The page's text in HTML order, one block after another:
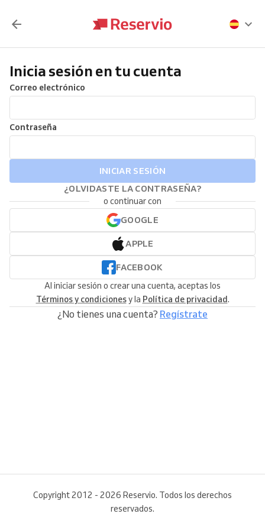
Inicia sesión en tu cuenta
Correo electrónico
Contraseña
INICIAR SESIÓN
¿OLVIDASTE LA CONTRASEÑA?
o continuar con
GOOGLE
APPLE
FACEBOOK
Al iniciar sesión o crear una cuenta, aceptas los
Términos y condicionesy la Política de privacidad.
¿No tienes una cuenta? Regístrate
Copyright 2012 - 2026 Reservio. Todos los derechos
reservados.